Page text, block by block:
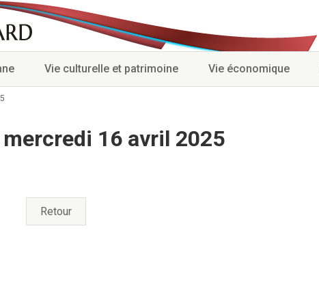
Vie culturelle et patrimoine Vie économique
16 avril 2025
Retour